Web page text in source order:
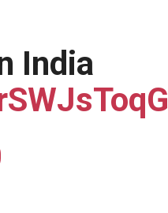
India